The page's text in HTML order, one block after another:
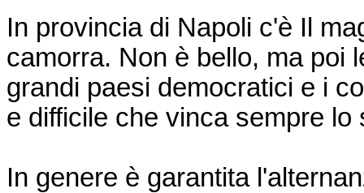
In provincia di Napoli c'è Il
camorra. Non è bello, ma poi
grandi paesi democratici e i
e difficile che vinca sempre lo
In genere è garantita